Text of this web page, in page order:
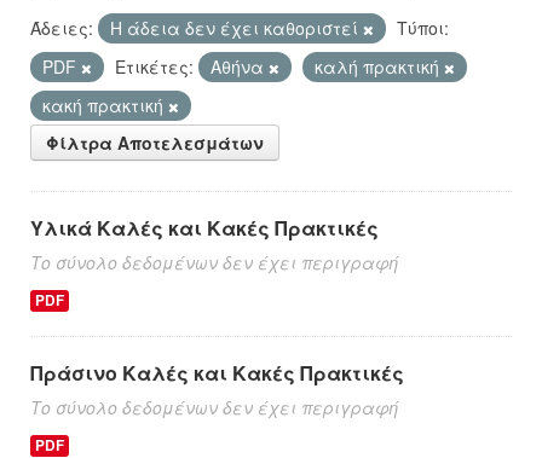
Άδειες: Η άδεια δεν έχει καθοριστεί
Τύποι:
PDF
Ετικέτες: Αθήνα
καλή πρακτική
κακή πρακτική
Φίλτρα Αποτελεσμάτων
Υλικά Καλές και Κακές Πρακτικές
Το σύνολο δεδομένων δεν έχει περιγραφή
PDF
Πράσινο Καλές και Κακές Πρακτικές
Το σύνολο δεδομένων δεν έχει περιγραφή
PDF